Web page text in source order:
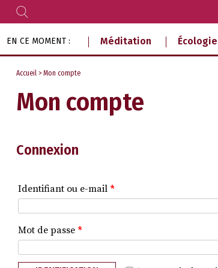
RECHERCHER
EN CE MOMENT : Méditation Écologie
Accueil > Mon compte
Mon compte
Connexion
Identifiant ou e-mail *
Mot de passe *